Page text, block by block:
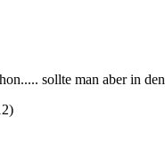
sollte man aber in den